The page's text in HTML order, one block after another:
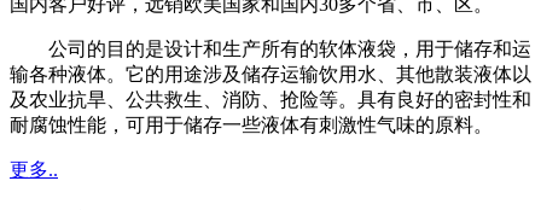
国内客户好评，远销欧美国家和国内30多个省、市、区。
公司的目的是设计和生产所有的软体液袋，用于储存和运
输各种液体。它的用途涉及储存运输饮用水、其他散装液体以
及农业抗旱、公共救生、消防、抢险等。具有良好的密封性和
耐腐蚀性能，可用于储存一些液体有刺激性气味的原料。
更多..